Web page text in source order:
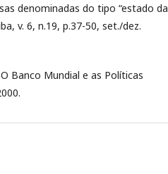
denominadas do tipo “estado da
v. 6, n.19, p.37-50, set./dez.
Banco Mundial e as Políticas